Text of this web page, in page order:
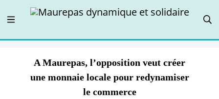
A Maurepas, l’opposition veut créer
une monnaie locale pour redynamiser
le commerce